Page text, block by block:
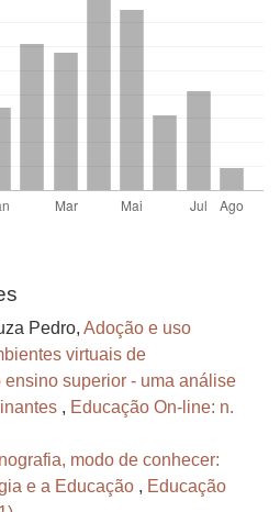
Pedro, Adoção e uso
virtuais de
superior - uma análise
, Educação On-line: n.
modo de conhecer:
e a Educação , Educação